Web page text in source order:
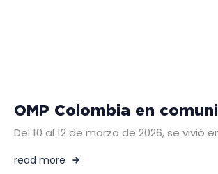
OMP Colombia en
Del 10 al 12 de marzo de 2026, se
read more